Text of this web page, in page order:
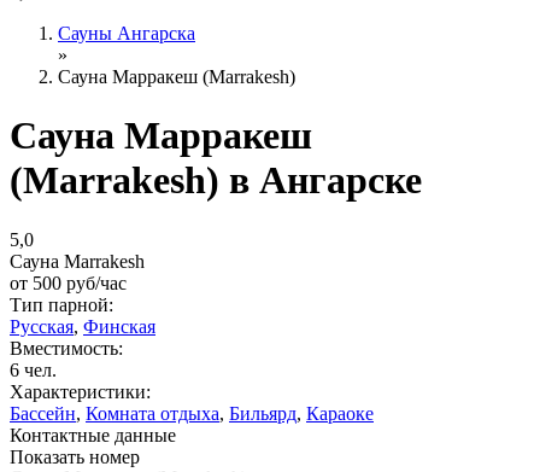
Сауны Ангарска
»
Сауна Марракеш (Marrakesh)
Сауна Марракеш
(Marrakesh) в Ангарске
5,0
Сауна Marrakesh
от 500 руб/час
Тип парной:
Русская, Финская
Вместимость:
6 чел.
Характеристики:
Бассейн, Комната отдыха, Бильярд, Караоке
Контактные данные
Показать номер